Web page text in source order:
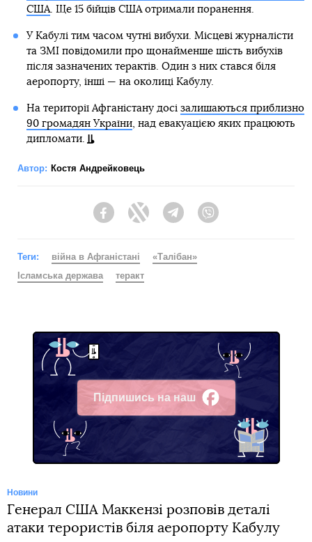
США. Ще 15 бійців США отримали поранення.
У Кабулі тим часом чутні вибухи. Місцеві журналісти
та ЗМІ повідомили про щонайменше шість вибухів
після зазначених терактів. Один з них стався біля
аеропорту, інші — на околиці Кабулу.
На території Афганістану досі залишаються приблизно
90 громадян України, над евакуацією яких працюють
дипломати.
Автор: Костя Андрейковець
FacebookTwitter Telegram
Теги: війна в Афганістані
«Талібан»
Ісламська держава
теракт
Підпишись на наш
Facebook
Новини
Генерал США Маккензі розповів деталі
атаки терористів біля аеропорту Кабулу